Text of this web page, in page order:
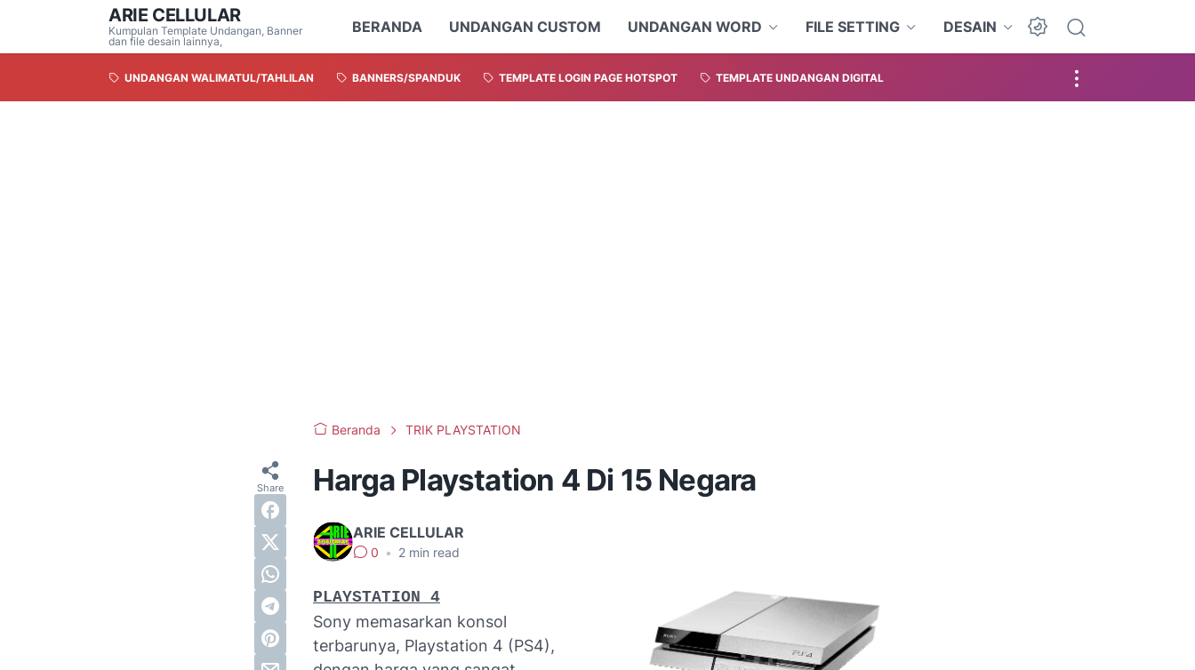
ARIE CELLULAR
Kumpulan Template Undangan, Banner
dan file desain lainnya,
BERANDA UNDANGAN CUSTOM UNDANGAN WORD FILE SETTING DESAIN
UNDANGAN WALIMATUL/TAHLILAN BANNERS/SPANDUK TEMPLATE LOGIN PAGE HOTSPOT TEMPLATE UNDANGAN DIGITAL
Beranda TRIK PLAYSTATION
Harga Playstation 4 Di 15 Negara
ARIE CELLULAR
0 • 2 min read
PLAYSTATION 4
Sony memasarkan konsol
terbarunya, Playstation 4 (PS4),